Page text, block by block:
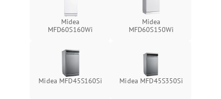
Midea
MFD60S160Wi
Midea
MFD60S150Wi
Midea MFD45S160Si Midea MFD45S350Si